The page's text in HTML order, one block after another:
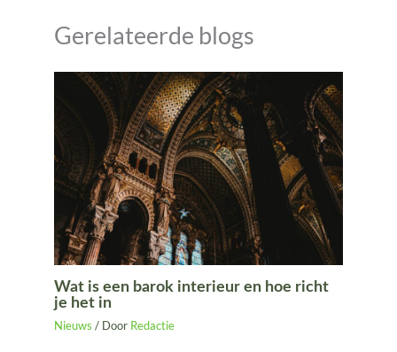
Gerelateerde blogs
Wat is een barok interieur en hoe richt
je het in
Nieuws / Door Redactie